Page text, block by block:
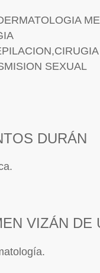
SEXUAL
DURÁN
VIZÁN DE